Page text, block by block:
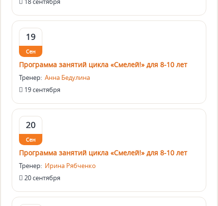
19
Сен
Программа занятий цикла «Смелей!» для 8-10 лет
Тренер: Анна Бедулина
19 сентября
20
Сен
Программа занятий цикла «Смелей!» для 8-10 лет
Тренер: Ирина Рябченко
20 сентября